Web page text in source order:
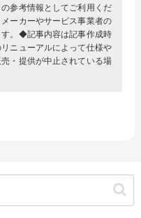
参考情報としてご利用くだ
ーカーやサービス事業者の
。◆記事内容は記事作成時
ニューアルによって仕様や
・提供が中止されている場